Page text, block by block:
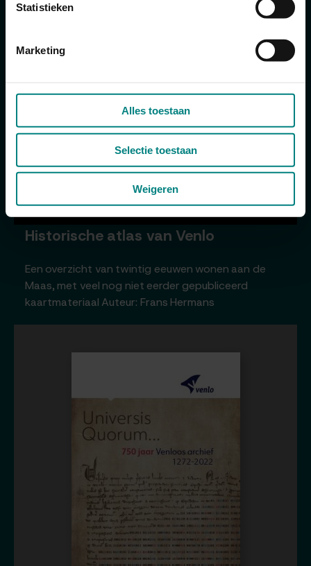
Statistieken
Marketing
Alles toestaan
Selectie toestaan
Weigeren
Historische atlas van Venlo
Een overzicht van twintig eeuwen wonen aan de
Maas, met veel nog niet eerder gepubliceerd
kaartmateriaal Auteur: Frans Hermans